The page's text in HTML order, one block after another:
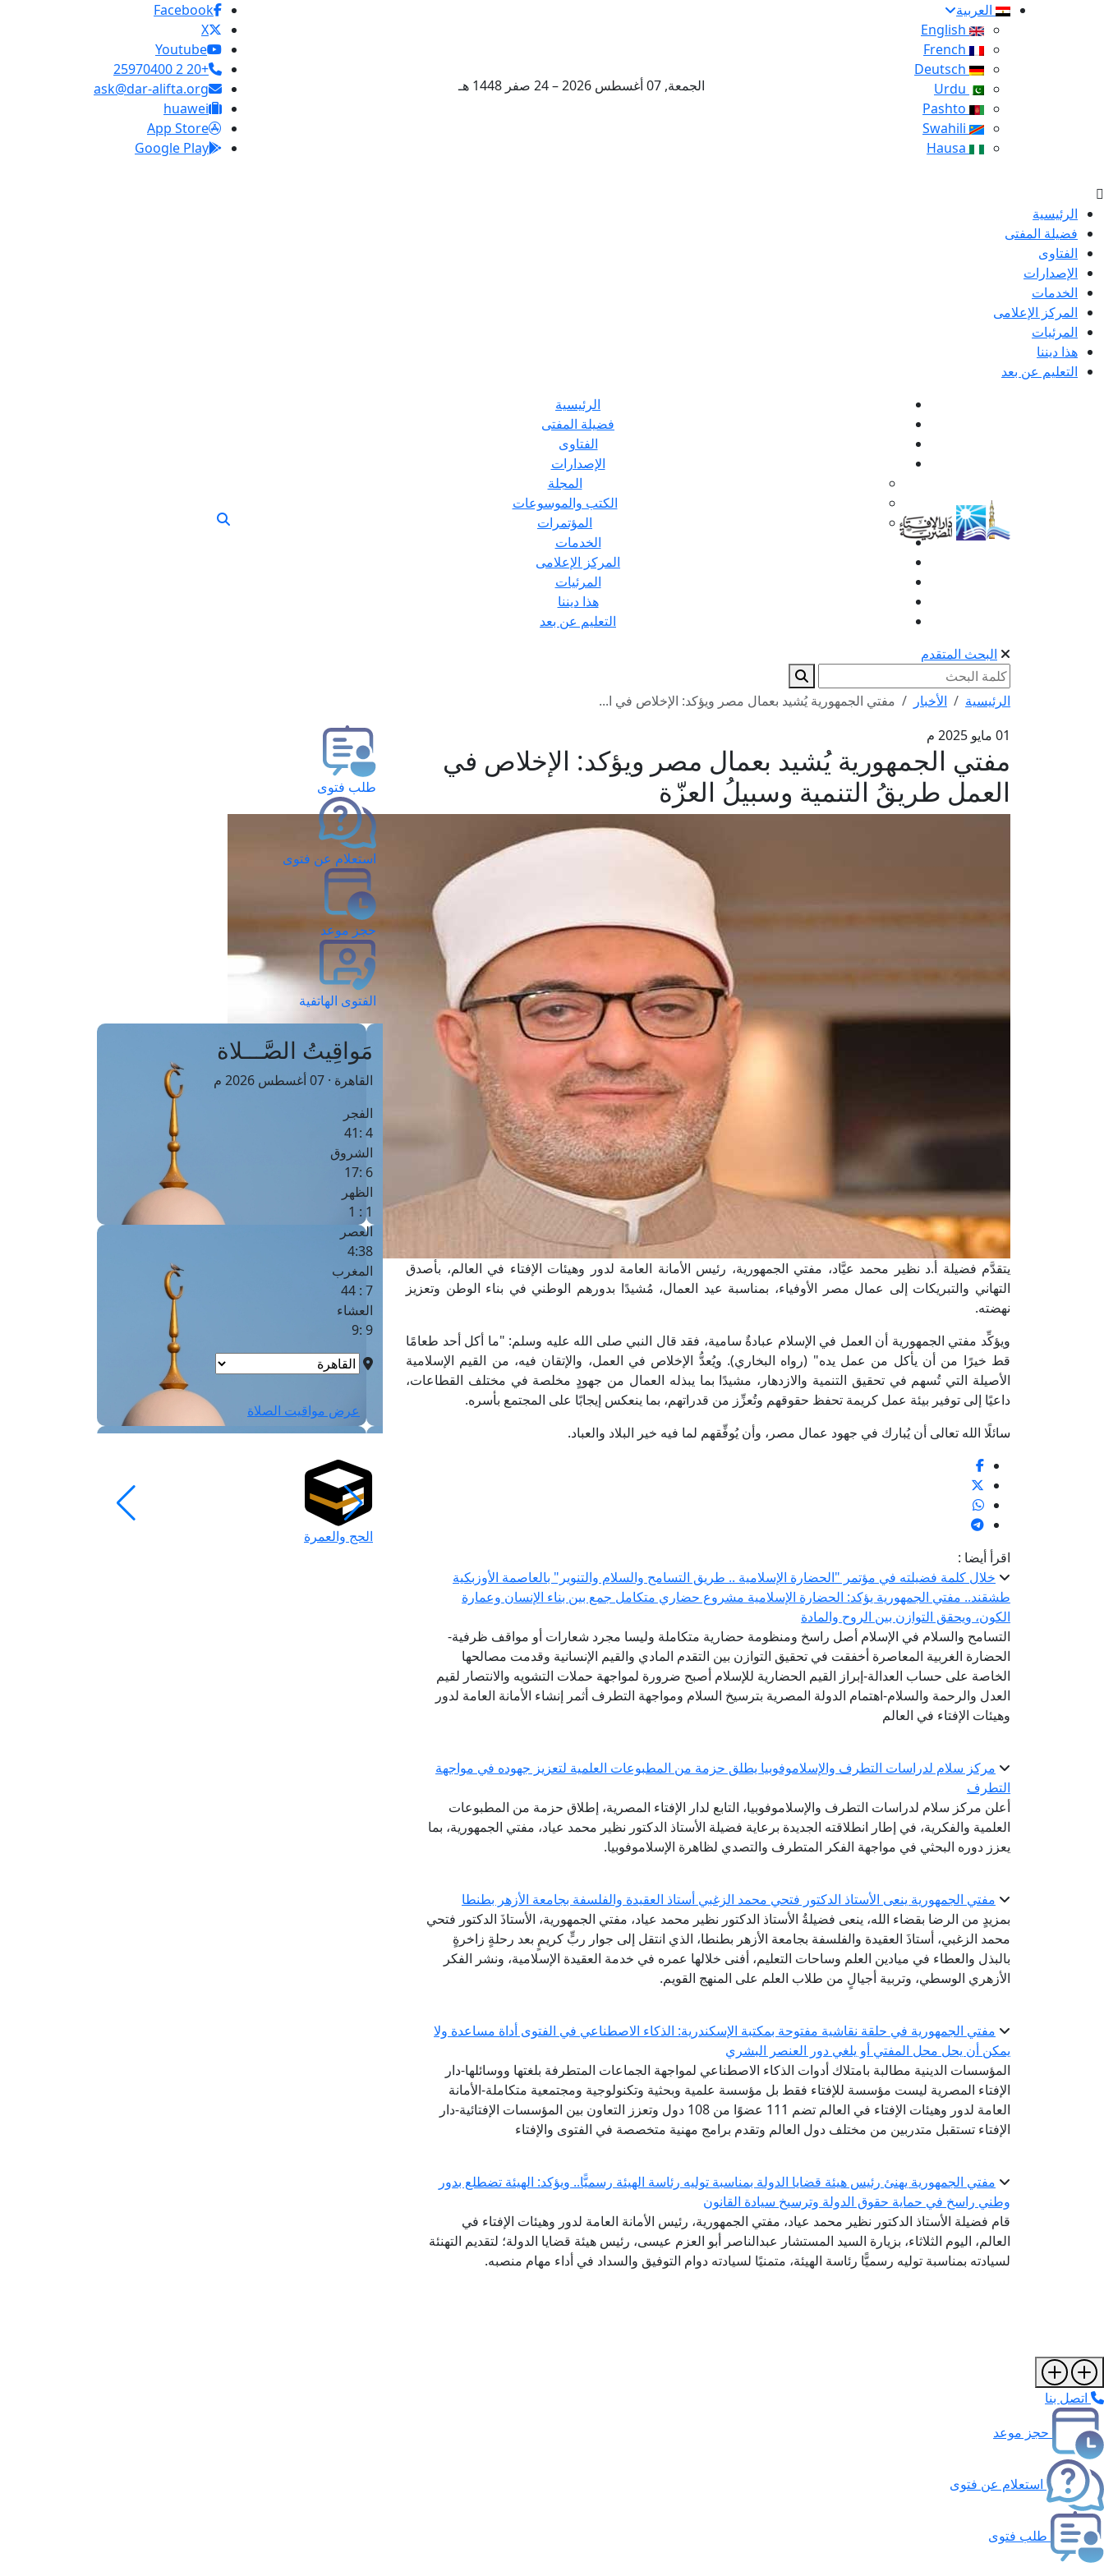
العربية
الجمعة, 07 أغسطس 2026 – 24 صفر 1448 هـ
Facebook
X
Youtube
+20 2 25970400
ask@dar-alifta.org
huawei
App Store
Google Play
الرئيسية
فضيلة المفتى
الفتاوى
الإصدارات
الخدمات
المركز الإعلامى
المرئيات
هذا ديننا
التعليم عن بعد
الرئيسية
فضيلة المفتى
الفتاوى
الإصدارات
المجلة
الكتب والموسوعات
المؤتمرات
الخدمات
المركز الإعلامى
المرئيات
هذا ديننا
التعليم عن بعد
البحث المتقدم
الرئيسية الأخبار
مفتي الجمهورية يُشيد بعمال مصر ويؤكد: الإخلاص في ا...
01 مايو 2025 م
مفتي الجمهورية يُشيد بعمال مصر ويؤكد: الإخلاص في
العمل طريقُ التنمية وسبيلُ العزّة
يتقدَّم فضيلة أ.د نظير محمد عيَّاد، مفتي الجمهورية، رئيس الأمانة العامة لدور وهيئات الإفتاء في العالم، بأصدق
التهاني والتبريكات إلى عمال مصر الأوفياء، بمناسبة عيد العمال، مُشيدًا بدورهم الوطني في بناء الوطن وتعزيز
نهضته.
ويؤكِّد مفتي الجمهورية أن العمل في الإسلام عبادةٌ سامية، فقد قال النبي صلى الله عليه وسلم: "ما أكل أحد طعامًا
قط خيرًا من أن يأكل من عمل يده" (رواه البخاري). ويُعدُّ الإخلاص في العمل، والإتقان فيه، من القيم الإسلامية
الأصيلة التي تُسهم في تحقيق التنمية والازدهار، مشيدًا بما يبذله العمال من جهودٍ مخلصة في مختلف القطاعات،
داعيًا إلى توفير بيئة عمل كريمة تحفظ حقوقهم وتُعزِّز من قدراتهم، بما ينعكس إيجابًا على المجتمع بأسره.
سائلًا الله تعالى أن يُبارك في جهود عمال مصر، وأن يُوفِّقهم لما فيه خير البلاد والعباد.
اقرأ أيضا :
خلال كلمة فضيلته في مؤتمر "الحضارة الإسلامية .. طريق التسامح والسلام والتنوير" بالعاصمة الأوزبكية
طشقند.. مفتي الجمهورية يؤكد: الحضارة الإسلامية مشروع حضاري متكامل جمع بين بناء الإنسان وعمارة
الكون، ويحقق التوازن بين الروح والمادة
التسامح والسلام في الإسلام أصل راسخ ومنظومة حضارية متكاملة وليسا مجرد شعارات أو مواقف ظرفية-
الحضارة الغربية المعاصرة أخفقت في تحقيق التوازن بين التقدم المادي والقيم الإنسانية وقدمت مصالحها
الخاصة على حساب العدالة-إبراز القيم الحضارية للإسلام أصبح ضرورة لمواجهة حملات التشويه والانتصار لقيم
العدل والرحمة والسلام-اهتمام الدولة المصرية بترسيخ السلام ومواجهة التطرف أثمر إنشاء الأمانة العامة لدور
وهيئات الإفتاء في العالم
مركز سلام لدراسات التطرف والإسلاموفوبيا يطلق حزمة من المطبوعات العلمية لتعزيز جهوده في مواجهة
التطرف
أعلن مركز سلام لدراسات التطرف والإسلاموفوبيا، التابع لدار الإفتاء المصرية، إطلاق حزمة من المطبوعات
العلمية والفكرية، في إطار انطلاقته الجديدة برعاية فضيلة الأستاذ الدكتور نظير محمد عياد، مفتي الجمهورية، بما
يعزز دوره البحثي في مواجهة الفكر المتطرف والتصدي لظاهرة الإسلاموفوبيا.
مفتي الجمهورية ينعى الأستاذ الدكتور فتحي محمد الزغبي أستاذ العقيدة والفلسفة بجامعة الأزهر بطنطا
بمزيدٍ من الرضا بقضاء الله، ينعى فضيلةُ الأستاذ الدكتور نظير محمد عياد، مفتي الجمهورية، الأستاذَ الدكتور فتحي
محمد الزغبي، أستاذَ العقيدة والفلسفة بجامعة الأزهر بطنطا، الذي انتقل إلى جوار ربٍّ كريمٍ بعد رحلةٍ زاخرةٍ
بالبذل والعطاء في ميادين العلم وساحات التعليم، أفنى خلالها عمره في خدمة العقيدة الإسلامية، ونشر الفكر
الأزهري الوسطي، وتربية أجيالٍ من طلاب العلم على المنهج القويم.
مفتي الجمهورية في حلقة نقاشية مفتوحة بمكتبة الإسكندرية: الذكاء الاصطناعي في الفتوى أداة مساعدة ولا
يمكن أن يحل محل المفتي أو يلغي دور العنصر البشري
المؤسسات الدينية مطالبة بامتلاك أدوات الذكاء الاصطناعي لمواجهة الجماعات المتطرفة بلغتها ووسائلها-دار
الإفتاء المصرية ليست مؤسسة للإفتاء فقط بل مؤسسة علمية وبحثية وتكنولوجية ومجتمعية متكاملة-الأمانة
العامة لدور وهيئات الإفتاء في العالم تضم 111 عضوًا من 108 دول وتعزز التعاون بين المؤسسات الإفتائية-دار
الإفتاء تستقبل متدربين من مختلف دول العالم وتقدم برامج مهنية متخصصة في الفتوى والإفتاء
مفتي الجمهورية يهنئ رئيس هيئة قضايا الدولة بمناسبة توليه رئاسة الهيئة رسميًّا.. ويؤكد: الهيئة تضطلع بدور
وطني راسخ في حماية حقوق الدولة وترسيخ سيادة القانون
قام فضيلة الأستاذ الدكتور نظير محمد عياد، مفتي الجمهورية، رئيس الأمانة العامة لدور وهيئات الإفتاء في
العالم، اليوم الثلاثاء، بزيارة السيد المستشار عبدالناصر أبو العزم عيسى، رئيس هيئة قضايا الدولة؛ لتقديم التهنئة
لسيادته بمناسبة توليه رسميًّا رئاسة الهيئة، متمنيًا لسيادته دوام التوفيق والسداد في أداء مهام منصبه.
طلب فتوى
استعلام عن فتوى
حجز موعد
الفتوى الهاتفية
مَواقِيتُ الصَّـــلاة
القاهرة · 07 أغسطس 2026 م
الفجر
4 :41
الشروق
6 :17
الظهر
1 : 1
العصر
4:38
المغرب
7 : 44
العشاء
9 :9
عرض مواقيت الصلاة
الحج والعمرة
اتصل بنا
حجز موعد
استعلام عن فتوى
طلب فتوى